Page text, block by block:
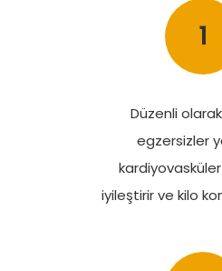
1
Düzenli
egzersizler
kardiyovasküler
iyileştirir ve kilo